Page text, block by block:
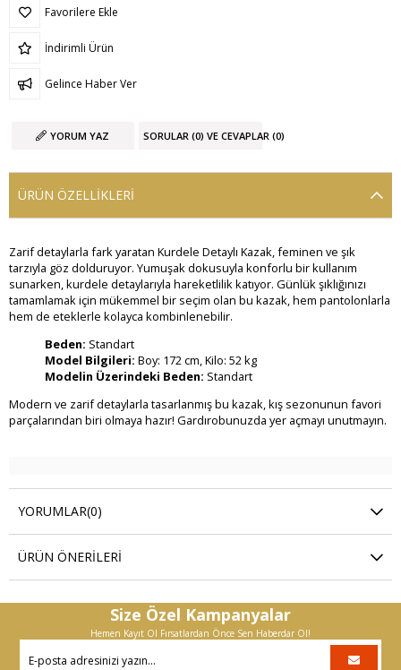
Favorilere Ekle
İndirimli Ürün
Gelince Haber Ver
YORUM YAZ SORULAR (0) VE CEVAPLAR (0)
ÜRÜN ÖZELLIKLERI
Zarif detaylarla fark yaratan Kurdele Detaylı Kazak, feminen ve şık
tarzıyla göz dolduruyor. Yumuşak dokusuyla konforlu bir kullanım
sunarken, kurdele detaylarıyla hareketlilik katıyor. Günlük şıklığınızı
tamamlamak için mükemmel bir seçim olan bu kazak, hem pantolonlarla
hem de eteklerle kolayca kombinlenebilir.
Beden: Standart
Model Bilgileri: Boy: 172 cm, Kilo: 52 kg
Modelin Üzerindeki Beden: Standart
Modern ve zarif detaylarla tasarlanmış bu kazak, kış sezonunun favori
parçalarından biri olmaya hazır! Gardırobunuzda yer açmayı unutmayın.
YORUMLAR(0)
ÜRÜN ÖNERILERI
Size Özel Kampanyalar
Hemen Kayıt Ol Fırsatlardan Önce Sen Haberdar Ol!